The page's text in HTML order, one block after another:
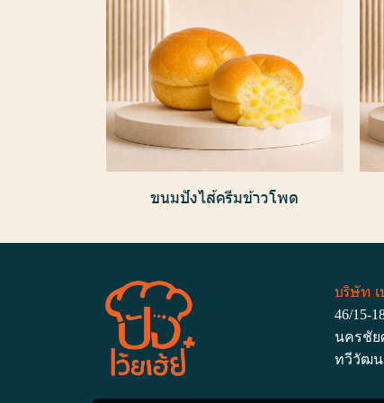
ขนมปังไส้ครีมข้าวโพด
บริษัท เ
46/15-
นครชัย
ทวีวัฒน